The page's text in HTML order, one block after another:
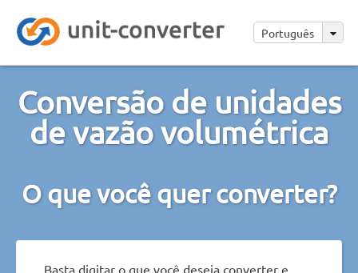
Português
Conversão de unidades
de vazão volumétrica
O que você quer converter?
Basta digitar o que você deseja converter e